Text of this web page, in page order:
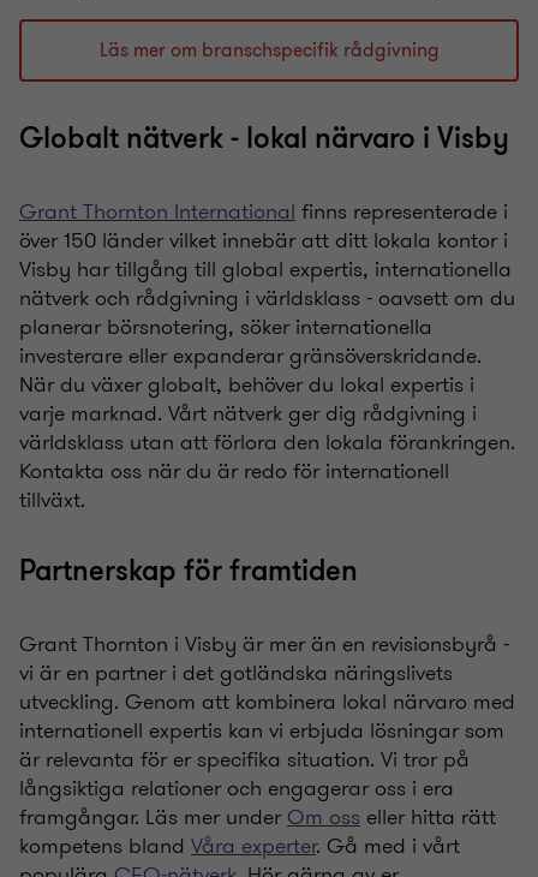
Läs mer om branschspecifik rådgivning
Globalt nätverk - lokal närvaro i Visby
Grant Thornton International finns representerade i
över 150 länder vilket innebär att ditt lokala kontor i
Visby har tillgång till global expertis, internationella
nätverk och rådgivning i världsklass - oavsett om du
planerar börsnotering, söker internationella
investerare eller expanderar gränsöverskridande.
När du växer globalt, behöver du lokal expertis i
varje marknad. Vårt nätverk ger dig rådgivning i
världsklass utan att förlora den lokala förankringen.
Kontakta oss när du är redo för internationell
tillväxt.
Partnerskap för framtiden
Grant Thornton i Visby är mer än en revisionsbyrå -
vi är en partner i det gotländska näringslivets
utveckling. Genom att kombinera lokal närvaro med
internationell expertis kan vi erbjuda lösningar som
är relevanta för er specifika situation. Vi tror på
långsiktiga relationer och engagerar oss i era
framgångar. Läs mer underOm oss eller hitta rätt
kompetens bland Våra experter. Gå med i vårt